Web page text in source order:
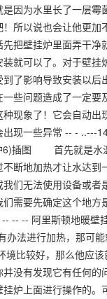
因为水里长了一层
所以说也会让他更
把壁挂炉里面弄干
就可以了。对于壁
了影响导致安装以后
些问题造成了一定
种现象了！它会自
现一些异常 -- - ..---
6)插图 首先就是水
断地加热才让水达到
们无法使用设备或
需要先确定这个地
-- -- 阿里斯顿地暖壁
进行加热，那可能
较好，那么他应该
没有发现它有任何
炉上面进行操作的